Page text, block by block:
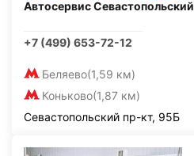
Автосервис Севастопольский
+7 (499) 653-72-12
Беляево(1,59 км)
Коньково(1,87 км)
Севастопольский пр-кт, 95Б